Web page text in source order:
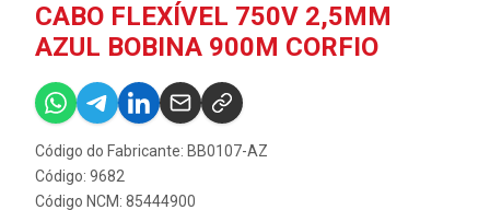
CABO FLEXÍVEL 750V 2,5MM
AZUL BOBINA 900M CORFIO
Código do Fabricante: BB0107-AZ
Código: 9682
Código NCM: 85444900